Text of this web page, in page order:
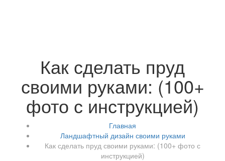
Как сделать пруд
своими руками: (100+
фото с инструкцией)
Главная
Ландшафтный дизайн своими руками
Как сделать пруд своими руками: (100+ фото с
инструкцией)